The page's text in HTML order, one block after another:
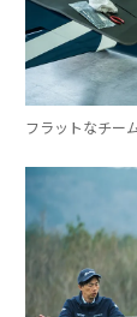
フラットなチー